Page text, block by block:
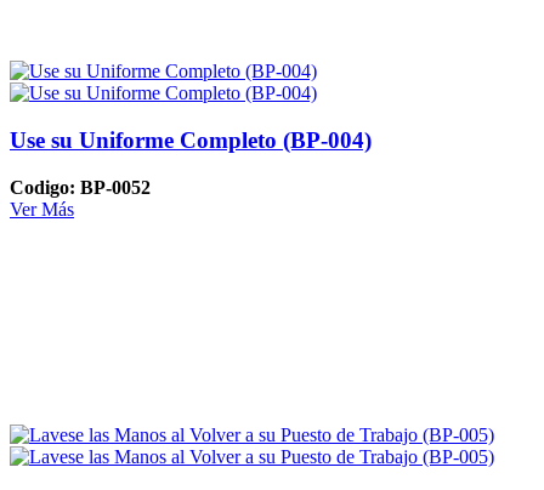
Use su Uniforme Completo (BP-004)
Codigo: BP-0052
Ver Más